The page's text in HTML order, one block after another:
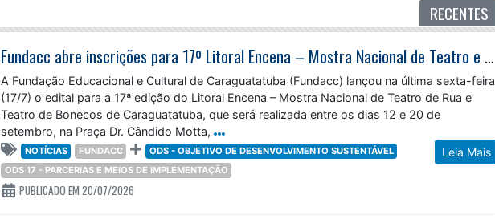
RECENTES
Fundacc abre inscrições para 17º Litoral Encena – Mostra Nacional de Teatro e Rua e Teatro de Bonecos de Caraguatatuba
A Fundação Educacional e Cultural de Caraguatatuba (Fundacc) lançou na última sexta-feira
(17/7) o edital para a 17ª edição do Litoral Encena – Mostra Nacional de Teatro de Rua e
Teatro de Bonecos de Caraguatatuba, que será realizada entre os dias 12 e 20 de
setembro, na Praça Dr. Cândido Motta,
Leia Mais
NOTÍCIAS FUNDACC
ODS - OBJETIVO DE DESENVOLVIMENTO SUSTENTÁVEL
ODS 17 - PARCERIAS E MEIOS DE IMPLEMENTAÇÃO
PUBLICADO EM 20/07/2026